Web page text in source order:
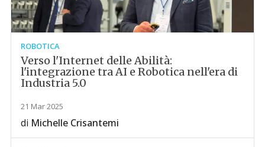
ROBOTICA
Verso l'Internet delle Abilità:
l'integrazione tra AI e Robotica nell'era di
Industria 5.0
21 Mar 2025
di Michelle Crisantemi